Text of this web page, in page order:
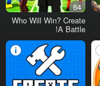
64
Who Will Win? Create
A Battle!